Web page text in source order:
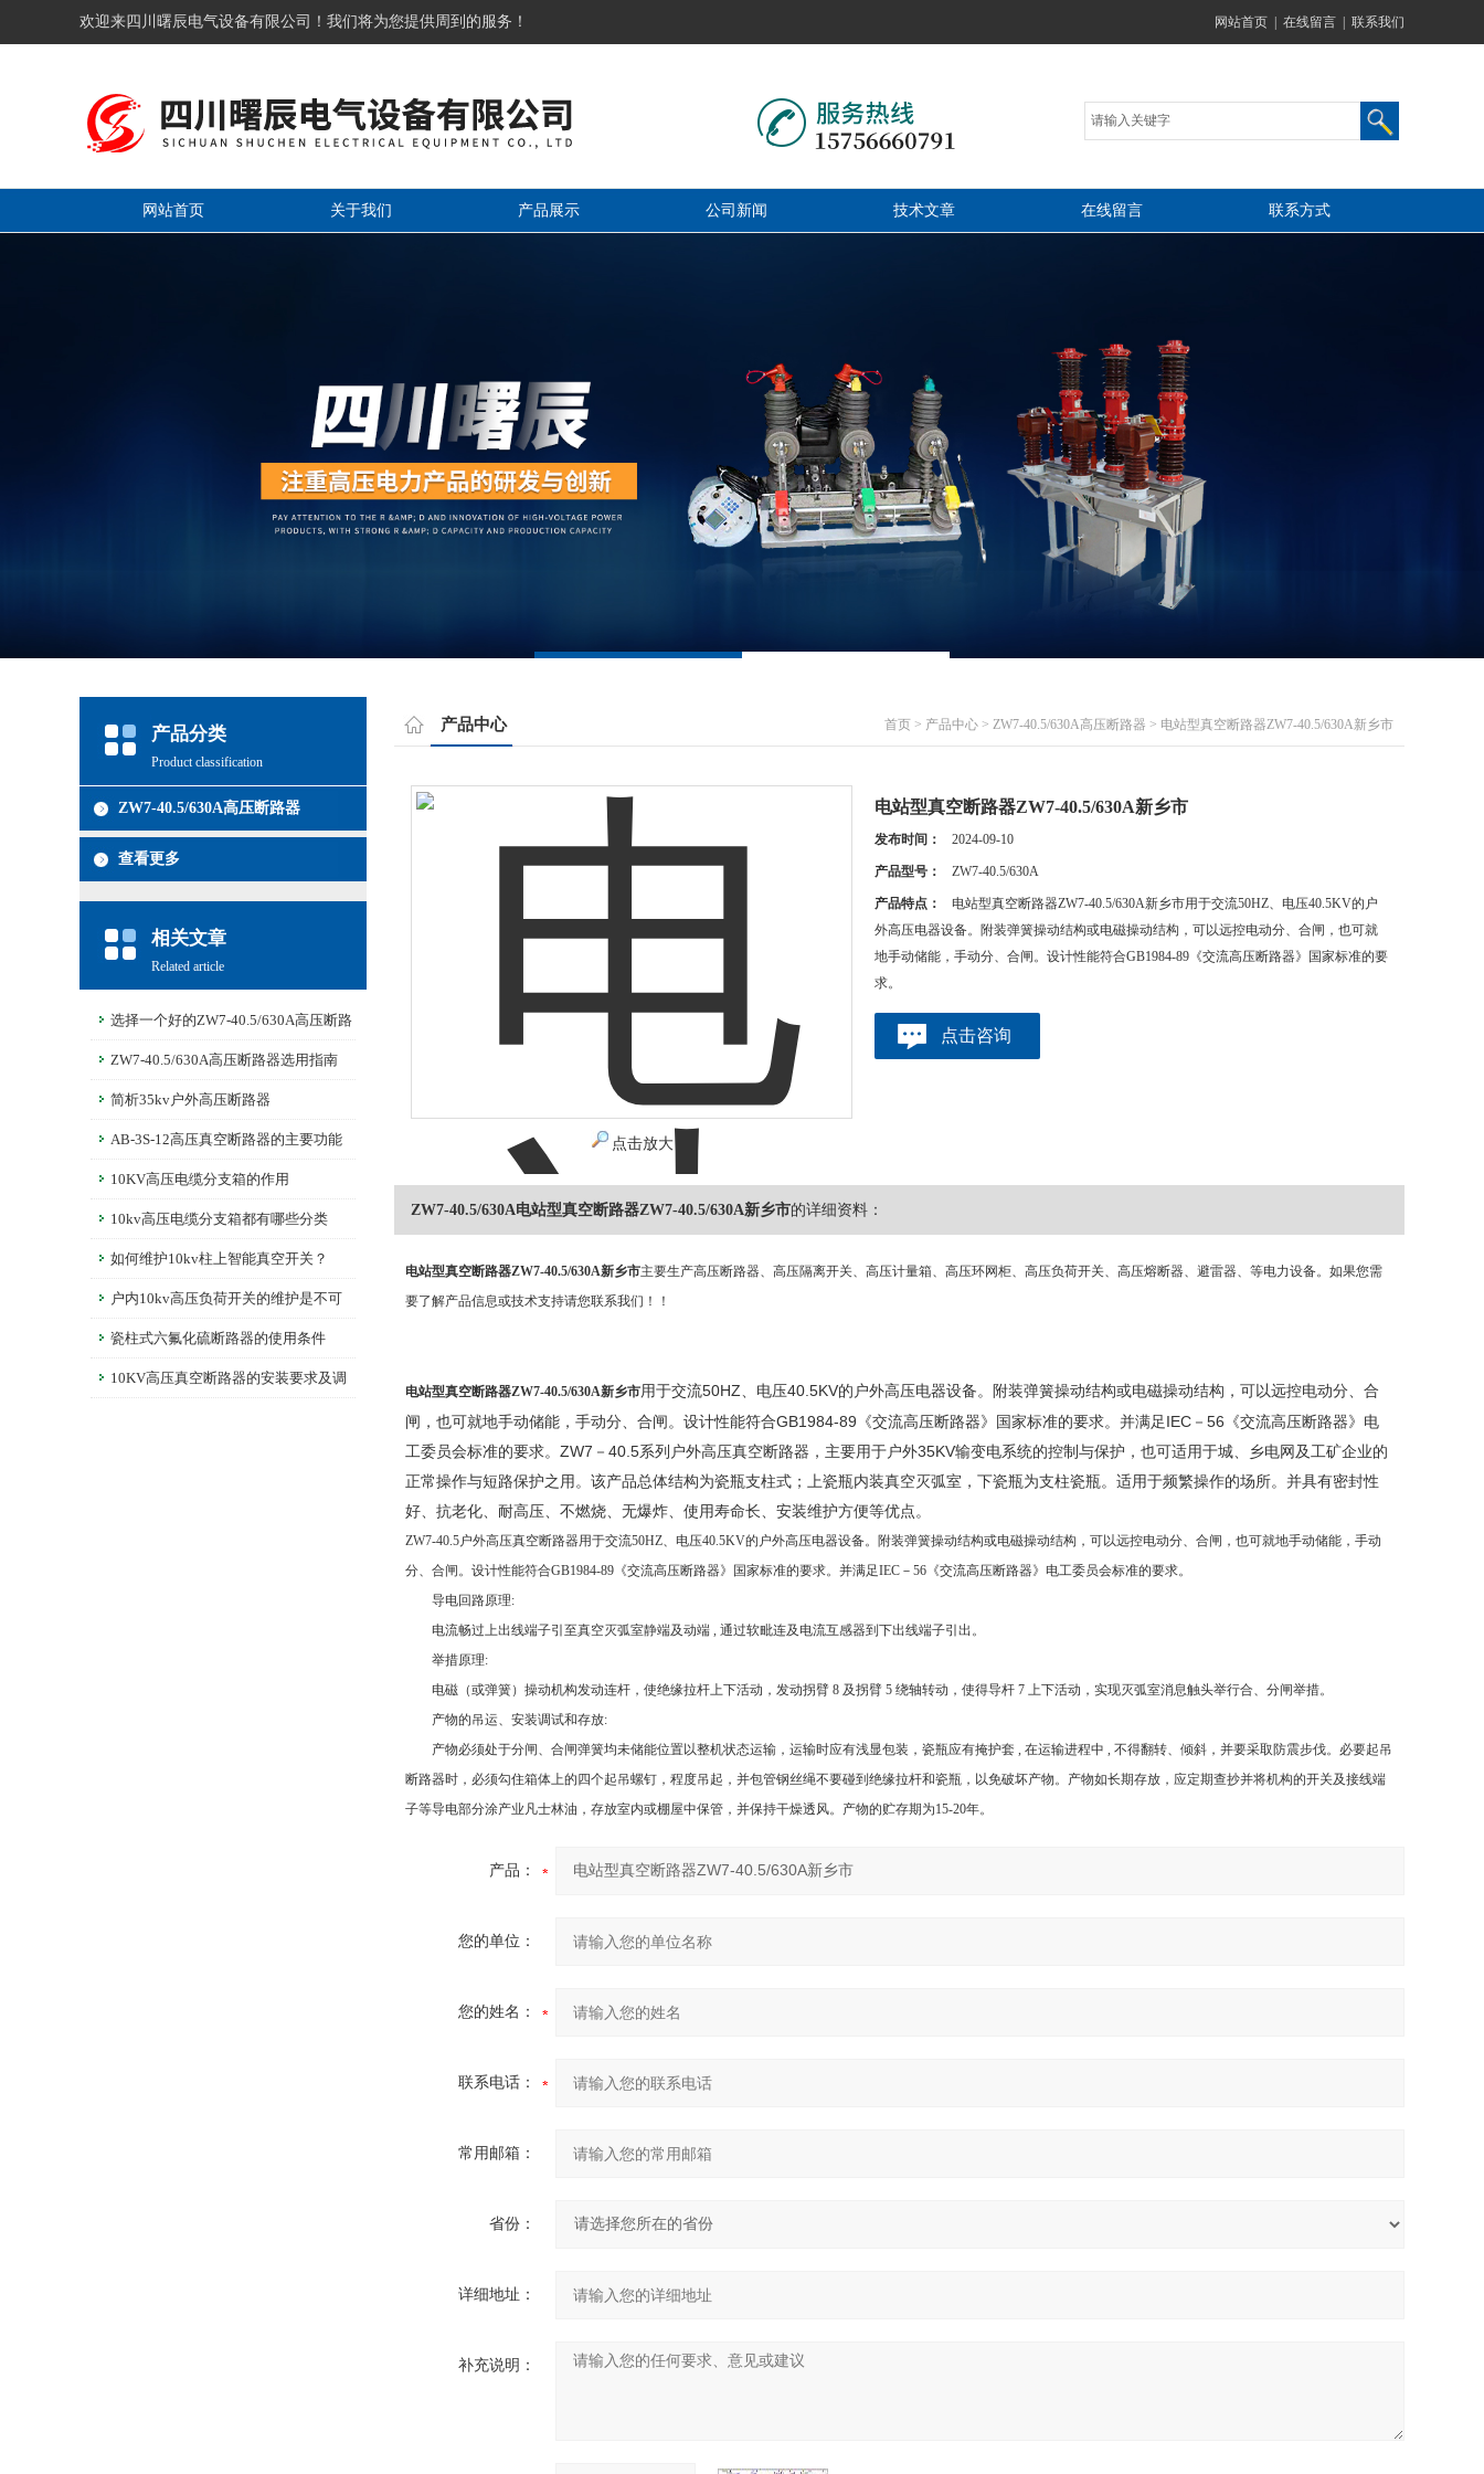
欢迎来四川曙辰电气设备有限公司！我们将为您提供周到的服务！ 网站首页 在线留言 联系我们
网站首页 关于我们 产品展示 公司新闻 技术文章 在线留言 联系方式
产品分类
Product classification
ZW7-40.5/630A高压断路器
查看更多
相关文章
Related article
选择一个好的ZW7-40.5/630A高压断路
器是非常重要的
ZW7-40.5/630A高压断路器选用指南
简析35kv户外高压断路器
AB-3S-12高压真空断路器的主要功能
介绍10KV高压电缆分支箱的作用
10kv高压电缆分支箱都有哪些分类
如何维护10kv柱上智能真空开关？
户内10kv高压负荷开关的维护是不可
缺失的
瓷柱式六氟化硫断路器的使用条件
10KV高压真空断路器的安装要求及调
产品中心 首页 > 产品中心 > ZW7-40.5/630A高压断路器 > 电站型真空断路器ZW7-40.5/630A新乡市
点击放大
电站型真空断路器ZW7-40.5/630A新乡市
发布时间： 2024-09-10
产品型号： ZW7-40.5/630A
产品特点：
电站型真空断路器ZW7-40.5/630A新乡市用于交流50HZ、电压40.5KV的户
外高压电器设备。附装弹簧操动结构或电磁操动结构，可以远控电动分、合闸，也可就
地手动储能，手动分、合闸。设计性能符合GB1984-89《交流高压断路器》国家标准的要
求。
点击咨询
ZW7-40.5/630A电站型真空断路器ZW7-40.5/630A新乡市的详细资料：
电站型真空断路器ZW7-40.5/630A新乡市主要生产高压断路器、高压隔离开关、高压计量箱、高压环网柜、高压负荷开关、高压熔断器、避雷器、等电力设备。如果您需
要了解产品信息或技术支持请您联系我们！！
电站型真空断路器ZW7-40.5/630A新乡市用于交流50HZ、电压40.5KV的户外高压电器设备。附装弹簧操动结构或电磁操动结构，可以远控电动分、合
闸，也可就地手动储能，手动分、合闸。设计性能符合GB1984-89《交流高压断路器》国家标准的要求。并满足IEC－56《交流高压断路器》电
工委员会标准的要求。ZW7－40.5系列户外高压真空断路器，主要用于户外35KV输变电系统的控制与保护，也可适用于城、乡电网及工矿企业的
正常操作与短路保护之用。该产品总体结构为瓷瓶支柱式；上瓷瓶内装真空灭弧室，下瓷瓶为支柱瓷瓶。适用于频繁操作的场所。并具有密封性
好、抗老化、耐高压、不燃烧、无爆炸、使用寿命长、安装维护方便等优点。
ZW7-40.5户外高压真空断路器用于交流50HZ、电压40.5KV的户外高压电器设备。附装弹簧操动结构或电磁操动结构，可以远控电动分、合闸，也可就地手动储能，手动
分、合闸。设计性能符合GB1984-89《交流高压断路器》国家标准的要求。并满足IEC－56《交流高压断路器》电工委员会标准的要求。
导电回路原理:
电流畅过上出线端子引至真空灭弧室静端及动端 , 通过软毗连及电流互感器到下出线端子引出。
举措原理:
电磁（或弹簧）操动机构发动连杆，使绝缘拉杆上下活动，发动拐臂 8 及拐臂 5 绕轴转动，使得导杆 7 上下活动，实现灭弧室消息触头举行合、分闸举措。
产物的吊运、安装调试和存放:
产物必须处于分闸、合闸弹簧均未储能位置以整机状态运输，运输时应有浅显包装，瓷瓶应有掩护套 , 在运输进程中 , 不得翻转、倾斜，并要采取防震步伐。必要起吊
断路器时，必须勾住箱体上的四个起吊螺钉，程度吊起，并包管钢丝绳不要碰到绝缘拉杆和瓷瓶，以免破坏产物。产物如长期存放，应定期查抄并将机构的开关及接线端
子等导电部分涂产业凡士林油，存放室内或棚屋中保管，并保持干燥透风。产物的贮存期为15-20年。
产品：
您的单位：
您的姓名：
联系电话：
常用邮箱：
省份：
详细地址：
补充说明：